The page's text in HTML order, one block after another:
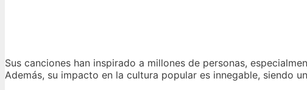
Sus canciones han inspirado a millones de personas,
Además, su impacto en la cultura popular es innegable, siendo